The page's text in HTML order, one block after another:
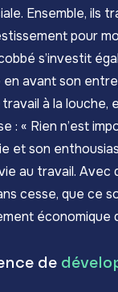
Ensemble, ils
pour
s’investit
avant son
à la louche,
« Rien n’est
et son
au travail. Avec
cesse, que ce
économique
de